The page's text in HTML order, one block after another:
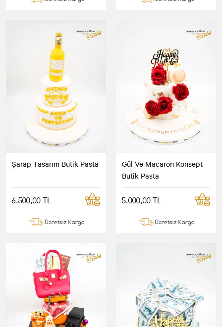
Şarap Tasarım Butik Pasta
6.500,00 TL
Ücretsiz Kargo
Gül Ve Macaron Konsept
Butik Pasta
5.000,00 TL
Ücretsiz Kargo